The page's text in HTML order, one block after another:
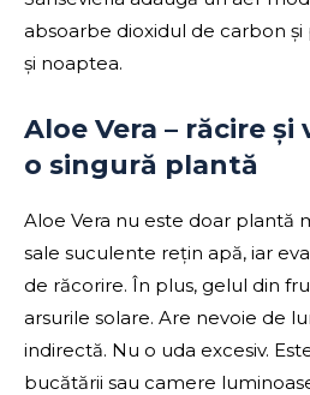
absoarbe dioxidul de carbon
și noaptea.
Aloe Vera – răcire
o singură plantă
Aloe Vera nu este doar plantă
sale suculente rețin apă, iar
de răcorire. În plus, gelul din
arsurile solare. Are nevoie de
indirectă. Nu o uda excesiv.
bucătării sau camere